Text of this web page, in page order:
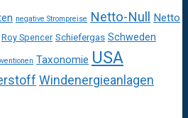
negative Strompreise Netto-Null Netto
Roy Spencer Schiefergas Schweden
Taxonomie USA
Windenergieanlagen